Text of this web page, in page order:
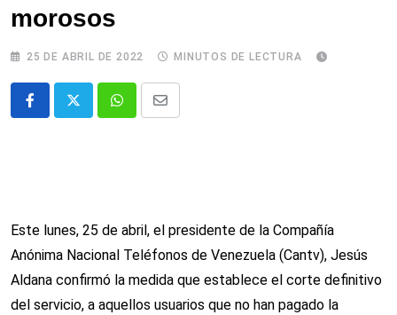
morosos
25 DE ABRIL DE 2022 MINUTOS DE LECTURA
WhatsappComparte
Este lunes, 25 de abril, el presidente de la Compañía
Anónima Nacional Teléfonos de Venezuela (Cantv), Jesús
Aldana confirmó la medida que establece el corte definitivo
del servicio, a aquellos usuarios que no han pagado la